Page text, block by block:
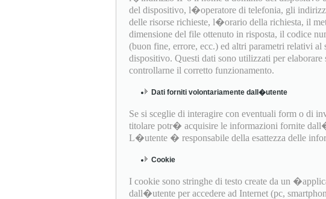
del dispositivo, l�operatore di telefonia, gli
delle risorse richieste, l�orario della richiesta, il
dimensione del file ottenuto in risposta, il codice
(buon fine, errore, ecc.) ed altri parametri relativi
dispositivo. Questi dati sono utilizzati per
controllarne il corretto funzionamento.
Dati forniti volontariamente dall�utente
Se si sceglie di interagire con eventuali form o di
titolare potr� acquisire le informazioni fornite
L�utente � responsabile della esattezza delle
Cookie
I cookie sono stringhe di testo create da un
dall�utente per accedere ad Internet (pc,